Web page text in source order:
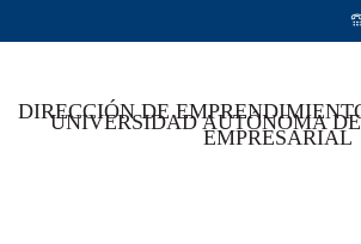
UNIVERSIDAD AUTÓNOMA
DIRECCIÓN DE
EMPRESARIAL